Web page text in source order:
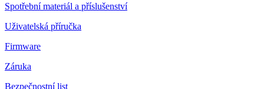
Spotřební materiál a příslušenství
Uživatelská příručka
Firmware
Záruka
Bezpečnostní list